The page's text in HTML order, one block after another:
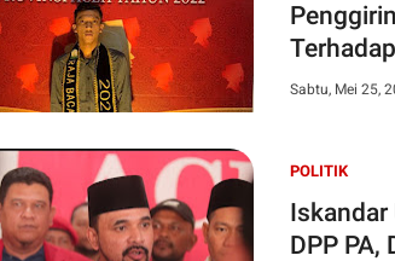
Sabtu, Mei 25,
POLITIK
Iskandar
DPP PA,